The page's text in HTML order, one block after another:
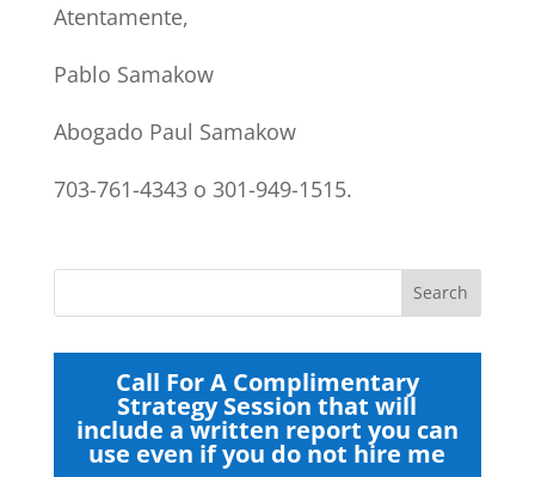
Atentamente,
Pablo Samakow
Abogado Paul Samakow
703-761-4343 o 301-949-1515.
Call For A Complimentary
Strategy Session that will
include a written report you can
use even if you do not hire me